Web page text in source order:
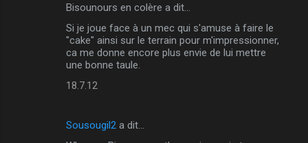
Bisounours en colère a dit…
Si je joue face à un mec qui s'amuse à faire le
"cake" ainsi sur le terrain pour m'impressionner,
ca me donne encore plus envie de lui mettre
une bonne taule.
18.7.12
Sousougil2 a dit…